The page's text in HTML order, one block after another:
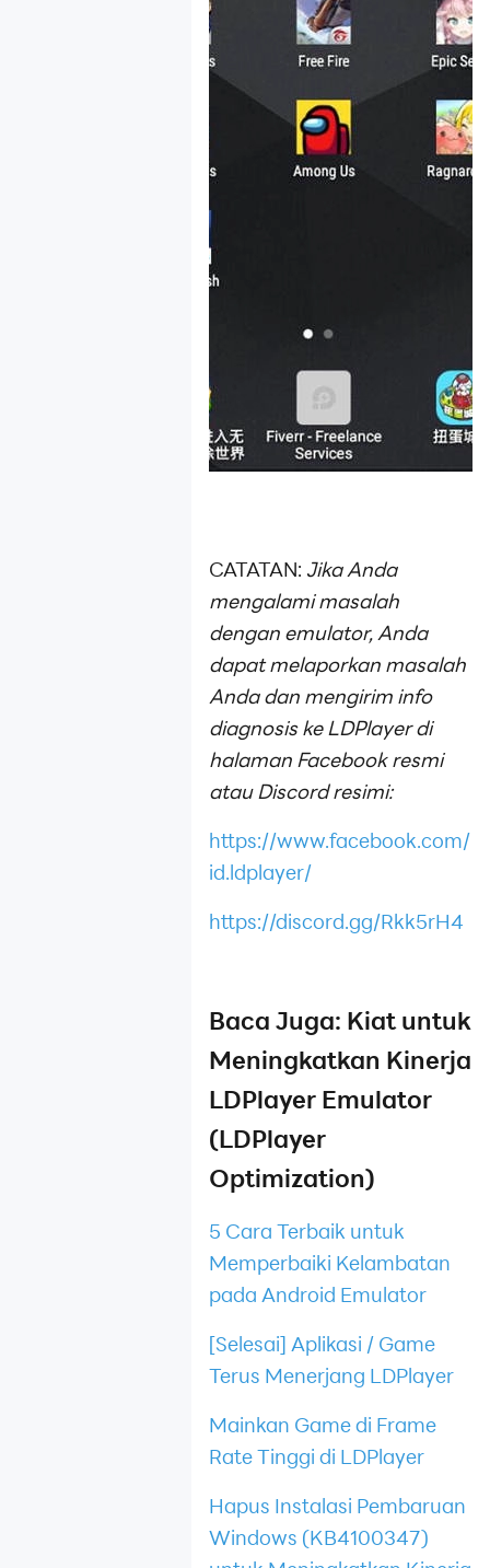
CATATAN: Jika Anda
mengalami masalah
dengan emulator, Anda
dapat melaporkan masalah
Anda dan mengirim info
diagnosis ke LDPlayer di
halaman Facebook resmi
atau Discord resimi:
https://www.facebook.com/
id.ldplayer/
https://discord.gg/Rkk5rH4
Baca Juga: Kiat untuk
Meningkatkan Kinerja
LDPlayer Emulator
(LDPlayer
Optimization)
5 Cara Terbaik untuk
Memperbaiki Kelambatan
pada Android Emulator
[Selesai] Aplikasi / Game
Terus Menerjang LDPlayer
Mainkan Game di Frame
Rate Tinggi di LDPlayer
Hapus Instalasi Pembaruan
Windows (KB4100347)